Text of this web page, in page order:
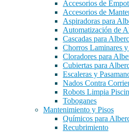
Accesorios de
Accesorios de
Aspiradoras para
Automatización de
Cascadas para
Chorros Laminares
Cloradores para
Cubiertas para
Escaleras y
Nados Contra
Robots Limpia
Toboganes
Mantenimiento y Pisos
Químicos para
Recubrimiento